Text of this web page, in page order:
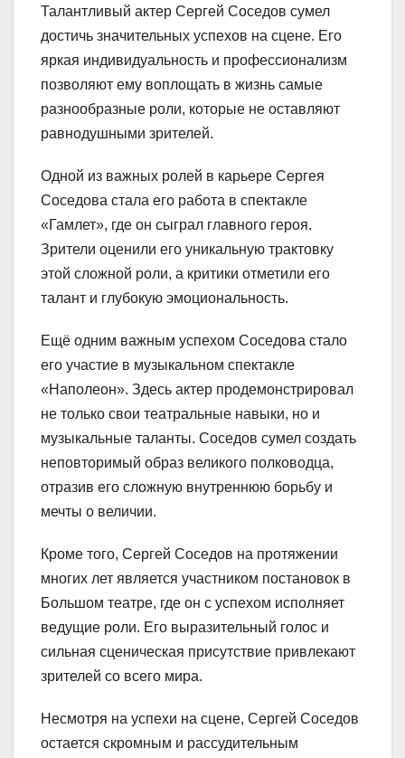
Талантливый актер Сергей Соседов сумел
достичь значительных успехов на сцене. Его
яркая индивидуальность и профессионализм
позволяют ему воплощать в жизнь самые
разнообразные роли, которые не оставляют
равнодушными зрителей.
Одной из важных ролей в карьере Сергея
Соседова стала его работа в спектакле
«Гамлет», где он сыграл главного героя.
Зрители оценили его уникальную трактовку
этой сложной роли, а критики отметили его
талант и глубокую эмоциональность.
Ещё одним важным успехом Соседова стало
его участие в музыкальном спектакле
«Наполеон». Здесь актер продемонстрировал
не только свои театральные навыки, но и
музыкальные таланты. Соседов сумел создать
неповторимый образ великого полководца,
отразив его сложную внутреннюю борьбу и
мечты о величии.
Кроме того, Сергей Соседов на протяжении
многих лет является участником постановок в
Большом театре, где он с успехом исполняет
ведущие роли. Его выразительный голос и
сильная сценическая присутствие привлекают
зрителей со всего мира.
Несмотря на успехи на сцене, Сергей Соседов
остается скромным и рассудительным